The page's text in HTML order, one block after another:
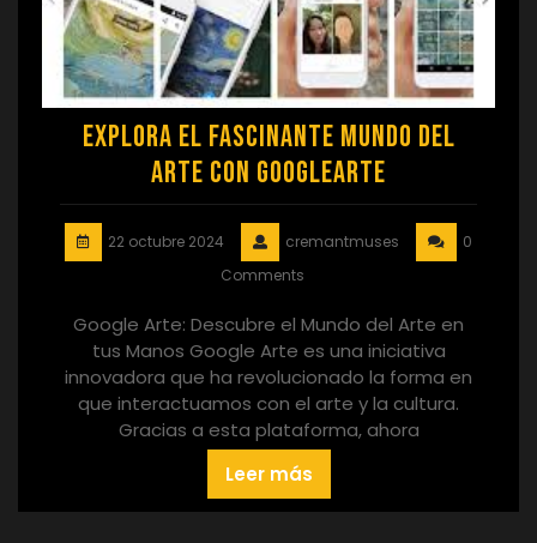
Explora el Fascinante Mundo del
Arte con GoogleArte
22 octubre 2024 cremantmuses
0
Comments
Google Arte: Descubre el Mundo del Arte en
tus Manos Google Arte es una iniciativa
innovadora que ha revolucionado la forma en
que interactuamos con el arte y la cultura.
Gracias a esta plataforma, ahora
Leer más